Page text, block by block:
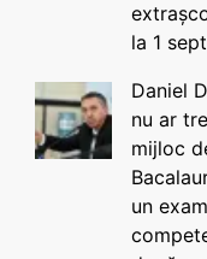
la 1
Daniel
nu ar
mijloc
un